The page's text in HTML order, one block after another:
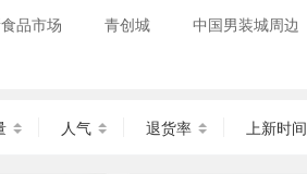
品市场 青创城 中国男装城周边
人气 退货率 上新时间